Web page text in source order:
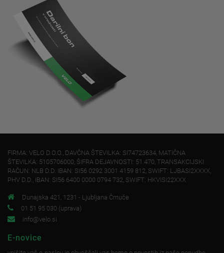
FIRMA: VELO D.O.O., DAVČNA ŠTEVILKA: SI74723634, MATIČNA
ŠTEVILKA: 5105706000, ŠIFRA DEJAVNOSTI: 51.470, TRANSAKCIJSKI
RAČUN: NLB D.D. IBAN: SI56 0292 3001 4159 812, SWIFT: LJBASI2XXXX,
PHV D.D., IBAN: SI56 6400 0000 0794 732, SWIFT: HKVISI22XXX
Dunajska 421, 1231 - Ljubljana Črnuče
01 51 95 030 (uprava)
info@velo.si
E-novice